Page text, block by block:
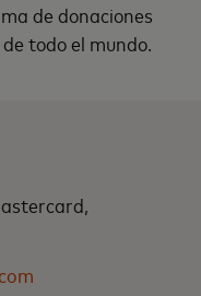
de donaciones
todo el mundo.